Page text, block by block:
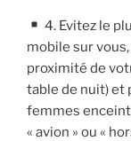
4. Evitez le
mobile sur
proximité de
table de nuit) et
femmes
« avion » ou «